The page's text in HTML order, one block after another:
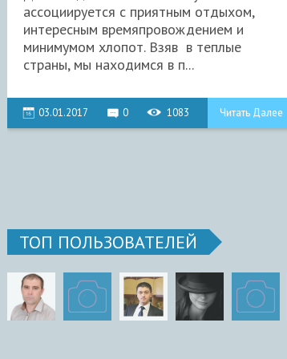
ассоциируется с приятным отдыхом,
интересным времяпровождением и
минимумом хлопот. Взяв в теплые
страны, мы находимся в п...
03.01.2017 0 1083 Читать Далее
ТОП ПОЛЬЗОВАТЕЛЕЙ